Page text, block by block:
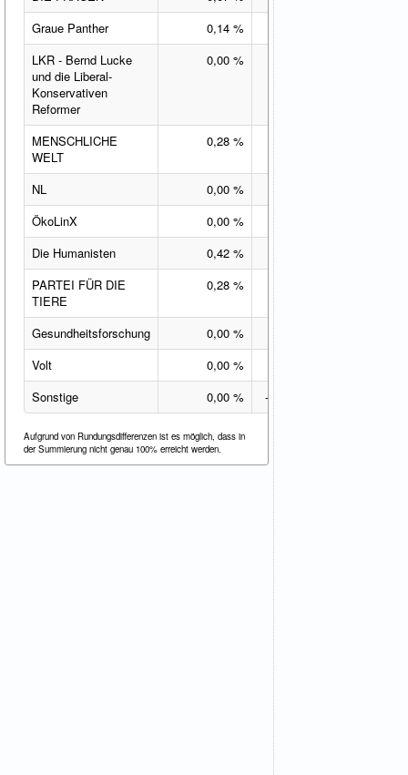
Graue Panther
0,14 %
0,14 %-Pkt.
LKR - Bernd Lucke
und die Liberal-
Konservativen
Reformer
0,00 % 0,00 %-Pkt.
MENSCHLICHE
WELT
0,28 % 0,28 %-Pkt.
NL 0,00 %
0,00 %-Pkt.
ÖkoLinX
0,00 %
0,00 %-Pkt.
Die Humanisten
0,42 %
0,42 %-Pkt.
PARTEI FÜR DIE
TIERE
0,28 % 0,28 %-Pkt.
Gesundheitsforschung 0,00 %
0,00 %-Pkt.
Volt
0,00 %
0,00 %-Pkt.
Sonstige
0,00 % -0,72 %-Pkt.
Aufgrund von Rundungsdifferenzen ist es möglich, dass in
der Summierung nicht genau 100% erreicht werden.